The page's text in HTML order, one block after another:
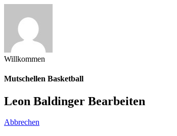
Willkommen
Mutschellen Basketball
Leon Baldinger Bearbeiten
Abbrechen